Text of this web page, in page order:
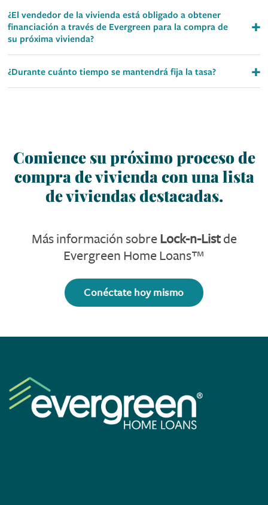
¿El vendedor de la vivienda está obligado a obtener
financiación a través de Evergreen para la compra de
su próxima vivienda?
¿Durante cuánto tiempo se mantendrá fija la tasa?
Comience supróximoproceso de
comprade viviendacon una lista
de viviendas destacadas.
Más información sobreLock-n-Listde
Evergreen Home Loans™️
Conéctate hoy mismo